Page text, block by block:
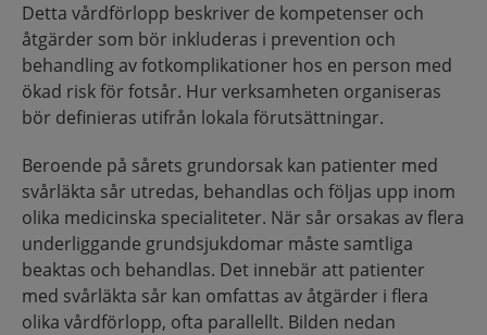
Detta vårdförlopp beskriver de kompetenser och
åtgärder som bör inkluderas i prevention och
behandling av fotkomplikationer hos en person med
ökad risk för fotsår. Hur verksamheten organiseras
bör definieras utifrån lokala förutsättningar.
Beroende på sårets grundorsak kan patienter med
svårläkta sår utredas, behandlas och följas upp inom
olika medicinska specialiteter. När sår orsakas av flera
underliggande grundsjukdomar måste samtliga
beaktas och behandlas. Det innebär att patienter
med svårläkta sår kan omfattas av åtgärder i flera
olika vårdförlopp, ofta parallellt. Bilden nedan